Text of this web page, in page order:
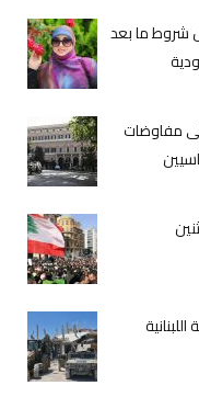
شروط ما بعد
مفاوضات